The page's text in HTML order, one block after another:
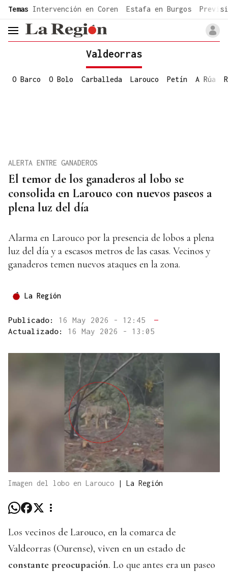
common.go-to-content
Temas Intervención en Coren Estafa en Burgos
header.menu.open
Valdeorras
O Barco O Bolo Carballeda Larouco Petín A Rúa
El temor de los ganaderos al lobo se
consolida en Larouco con nuevos paseos a
plena luz del día
ALERTA ENTRE GANADEROS
Alarma en Larouco por la presencia de lobos a plena
luz del día y a escasos metros de las casas. Vecinos y
ganaderos temen nuevos ataques en la zona.
La Región
Publicado: 16 May 2026 - 12:45
—
Actualizado: 16 May 2026 - 13:05
Imagen del lobo en Larouco | La Región
Los vecinos de Larouco, en la comarca de
Valdeorras (Ourense), viven en un estado de
constante preocupación. Lo que antes era un paseo